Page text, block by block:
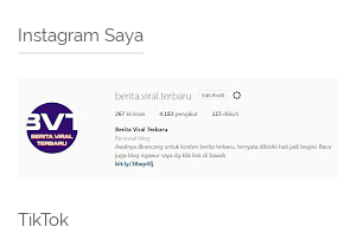
Instagram Saya
TikTok